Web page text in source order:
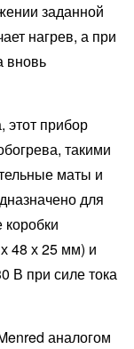
заданной
нагрев, а при
вновь
этот прибор
такими
маты и
для
48 х 25 мм) и
В при силе тока
аналогом